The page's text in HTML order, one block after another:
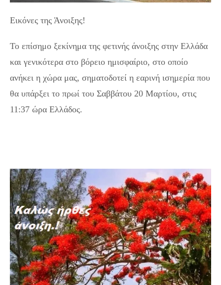
Εικόνες της Άνοιξης!
Το επίσημο ξεκίνημα της φετινής άνοιξης στην Ελλάδα
και γενικότερα στο βόρειο ημισφαίριο, στο οποίο
ανήκει η χώρα μας, σηματοδοτεί η εαρινή ισημερία που
θα υπάρξει το πρωί του Σαββάτου 20 Μαρτίου, στις
11:37 ώρα Ελλάδος.